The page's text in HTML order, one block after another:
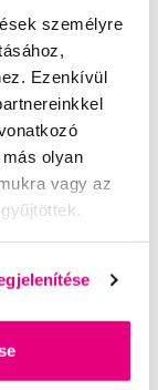
személyre
Ezenkívül
olyan
vagy az